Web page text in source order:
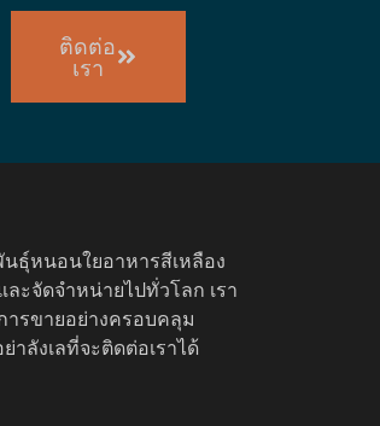
ติดต่อ
เรา
ธุ์หนอนใยอาหารสีเหลือง
ะจัดจำหน่ายไปทั่วโลก เรา
รขายอย่างครอบคลุม
ลังเลที่จะติดต่อเราได้